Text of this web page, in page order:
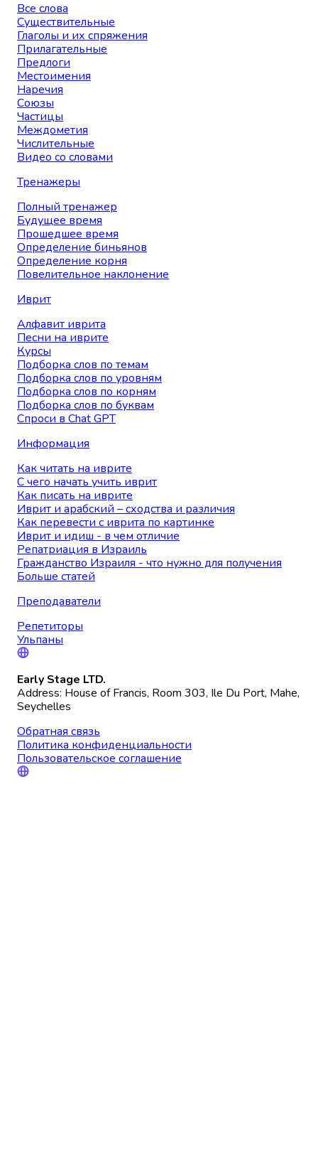
Все слова
Существительные
Глаголы и их спряжения
Прилагательные
Предлоги
Местоимения
Наречия
Союзы
Частицы
Междометия
Числительные
Видео со словами
Тренажеры
Полный тренажер
Будущее время
Прошедшее время
Определение биньянов
Определение корня
Повелительное наклонение
Иврит
Алфавит иврита
Песни на иврите
Курсы
Подборка слов по темам
Подборка слов по уровням
Подборка слов по корням
Подборка слов по буквам
Спроси в Chat GPT
Информация
Как читать на иврите
С чего начать учить иврит
Как писать на иврите
Иврит и арабский – сходства и различия
Как перевести с иврита по картинке
Иврит и идиш - в чем отличие
Репатриация в Израиль
Гражданство Израиля - что нужно для получения
Больше статей
Преподаватели
Репетиторы
Ульпаны
Early Stage LTD.
Address: House of Francis, Room 303, Ile Du Port, Mahe,
Seychelles
Обратная связь
Политика конфиденциальности
Пользовательское соглашение